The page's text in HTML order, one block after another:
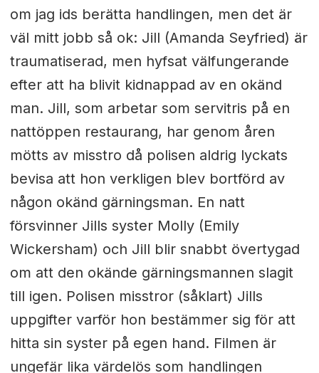
om jag ids berätta handlingen, men det är
väl mitt jobb så ok: Jill (Amanda Seyfried) är
traumatiserad, men hyfsat välfungerande
efter att ha blivit kidnappad av en okänd
man. Jill, som arbetar som servitris på en
nattöppen restaurang, har genom åren
mötts av misstro då polisen aldrig lyckats
bevisa att hon verkligen blev bortförd av
någon okänd gärningsman. En natt
försvinner Jills syster Molly (Emily
Wickersham) och Jill blir snabbt övertygad
om att den okände gärningsmannen slagit
till igen. Polisen misstror (såklart) Jills
uppgifter varför hon bestämmer sig för att
hitta sin syster på egen hand. Filmen är
ungefär lika värdelös som handlingen